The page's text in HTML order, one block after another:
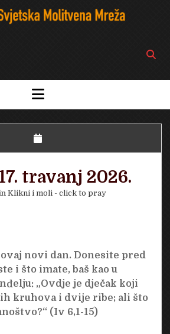
Open
bar
open
menu
travanj 2026.
Klikni i moli - click to pray
novi dan. Donesite pred
i što imate, baš kao u
„Ovdje je dječak koji
kruhova i dvije ribe; ali što
(Iv 6,1-15)